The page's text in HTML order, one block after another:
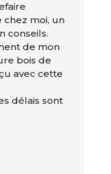
moi, un
conseils.
de mon
bois de
avec cette
délais sont